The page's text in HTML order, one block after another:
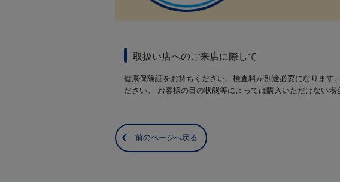
取扱い店へのご来店に際して
健康保険証をお持ちください。検査料が別途必要になります
ださい。 お客様の目の状態等によっては購入いただけない場
前のページへ戻る